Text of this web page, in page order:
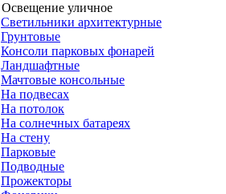
Освещение уличное
Светильники архитектурные
Грунтовые
Консоли парковых фонарей
Ландшафтные
Мачтовые консольные
На подвесах
На потолок
На солнечных батареях
На стену
Парковые
Подводные
Прожекторы